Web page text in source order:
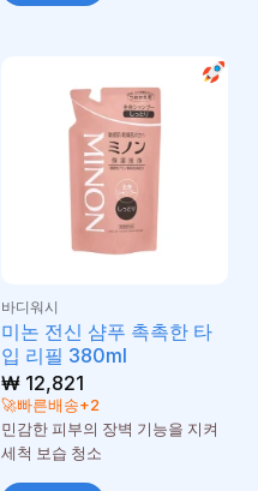
바디워시
미논 전신 샴푸 촉촉한 타
입 리필 380ml
₩12,821
🚀빠른배송+2
민감한 피부의 장벽 기능을 지켜
세척 보습 청소